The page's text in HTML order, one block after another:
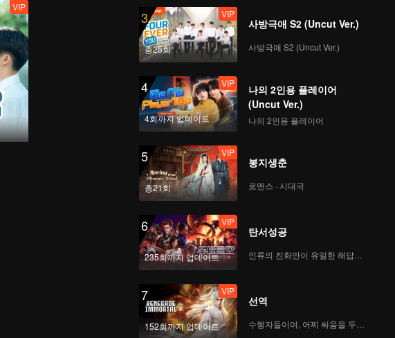
VIP
퍼포먼스
VIP EP7 추가편-01
VIP
VIP
VIP
VIP
3
총25회
VIP
사방극애 S2 (Uncut Ver.)
사방극애 S2 (Uncut Ver.)
4
4회까지 업데이트
VIP
나의 2인용 플레이어
(Uncut Ver.)
나의 2인용 플레이어
5
총21회
VIP
봉지생춘
로맨스 · 시대극
6
235회까지 업데이트
VIP
탄서성공
인류의 진화만이 유일한 해답이다
7
152회까지 업데이트
VIP
선역